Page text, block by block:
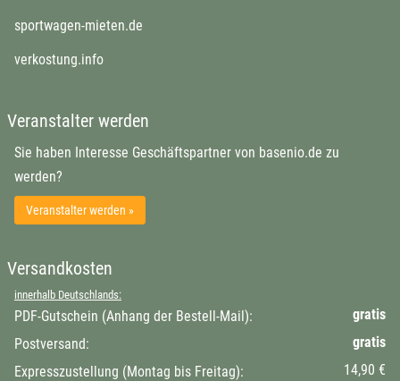
sportwagen-mieten.de
verkostung.infoöffnet in neuem Fenster
Veranstalter werden
Sie haben Interesse Geschäftspartner von basenio.de zu
werden?
Veranstalter werden »
Versandkosten
innerhalb Deutschlands:
PDF-Gutschein (Anhang der Bestell-Mail):
gratis
Postversand:
gratis
Expresszustellung (Montag bis Freitag):
14,90 €